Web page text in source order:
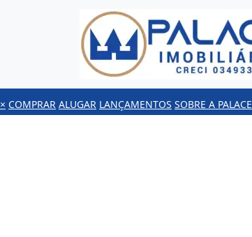
× COMPRAR ALUGAR LANÇAMENTOS SOBRE A PALACE